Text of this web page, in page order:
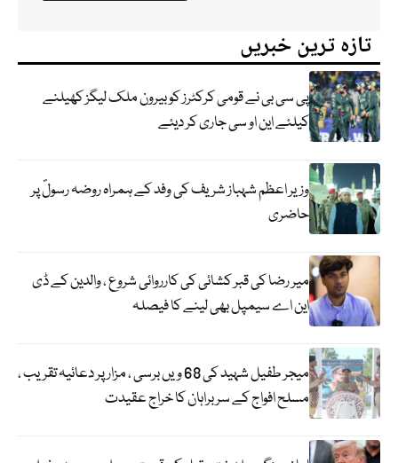
تازہ ترین خبریں
پی سی بی نے قومی کرکٹرز کو بیرون ملک لیگز کھیلنے
کیلئے این او سی جاری کر دیئے
وزیر اعظم شہباز شریف کی وفد کے ہمراہ روضہ رسولؐ پر
حاضری
میر رضا کی قبر کشائی کی کارروائی شروع ، والدین کے ڈی
این اے سیمپل بھی لینے کا فیصلہ
میجر طفیل شہید کی 68 ویں برسی ، مزار پر دعائیہ تقریب ،
مسلح افواج کے سربراہان کا خراج عقیدت